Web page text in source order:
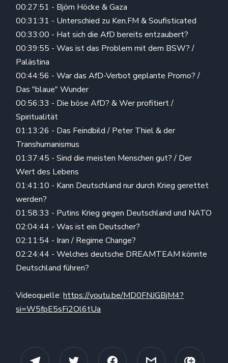
00:27:51 - Björn Höcke & Gaza
00:31:31 - Unterschied zu Ken.FM & Soufisticated
00:33:00 - Hat sich die AfD bereits entzaubert?
00:39:55 - Was ist das Problem mit dem BSW? /
Palästina
00:44:56 - War das AfD-Verbot geplante Promo? /
Das "blaue" Wunder
00:56:33 - Die böse AfD? & Wer profitiert /
Spiritualität
01:13:26 - Das Feindbild / Peter Thiel & der
Transhumanismus
01:37:45 - Sind die meisten Menschen gut? / Der
Wert des Lebens
01:41:10 - Kann Deutschland nur durch Krieg gerettet
werden?
01:58:33 - Putins Krieg gegen Deutschland und NATO
02:04:44 - Was ist ein Deutscher?
02:11:54 - Iran / Regime Change?
02:24:44 - Welches deutsche DREAMTEAM könnte
Deutschland führen?
Videoquelle:https://youtu.be/MD0FNJGBjM4?
si=W5fpE5sFi2Ol6tUa